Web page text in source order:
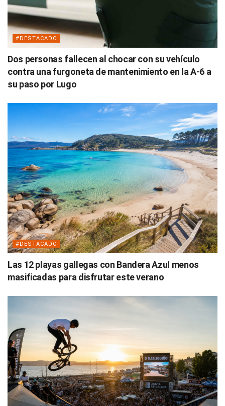
#DESTACADO
Dos personas fallecen al chocar con su vehículo
contra una furgoneta de mantenimiento en la A-6 a
su paso por Lugo
#DESTACADO
Las 12 playas gallegas con Bandera Azul menos
masificadas para disfrutar este verano